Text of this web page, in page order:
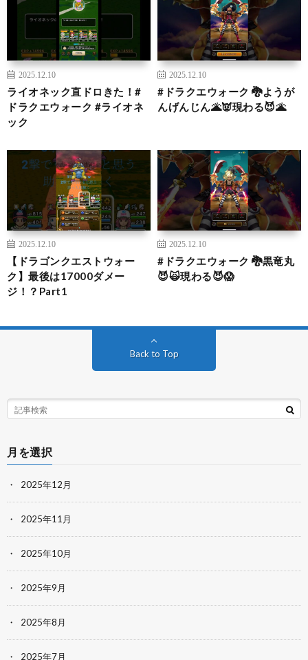
2025.12.10
ライオネック直ドロきた！#
ドラクエウォーク #ライオネ
ック
2025.12.10
#ドラクエウォーク 🐉ようが
んげんじん🌋👿現わる😈🌋
2025.12.10
【ドラゴンクエストウォー
ク】最後は17000ダメー
ジ！？Part1
2025.12.10
#ドラクエウォーク 🐉黒竜丸
😈🙀現わる😈😱
Back to Top
月を選択
2025年12月
2025年11月
2025年10月
2025年9月
2025年8月
2025年7月